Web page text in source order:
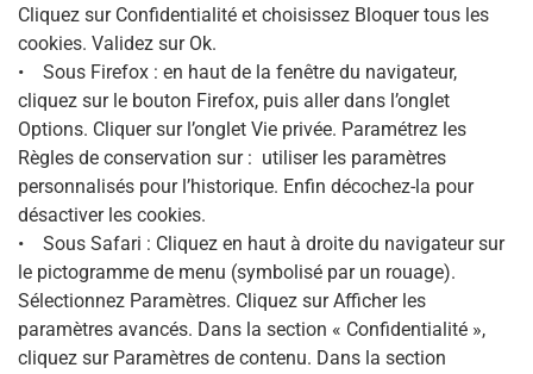
Cliquez sur Confidentialité et choisissez Bloquer tous les
cookies. Validez sur Ok.
• Sous Firefox : en haut de la fenêtre du navigateur,
cliquez sur le bouton Firefox, puis aller dans l’onglet
Options. Cliquer sur l’onglet Vie privée. Paramétrez les
Règles de conservation sur : utiliser les paramètres
personnalisés pour l’historique. Enfin décochez-la pour
désactiver les cookies.
• Sous Safari : Cliquez en haut à droite du navigateur sur
le pictogramme de menu (symbolisé par un rouage).
Sélectionnez Paramètres. Cliquez sur Afficher les
paramètres avancés. Dans la section « Confidentialité »,
cliquez sur Paramètres de contenu. Dans la section